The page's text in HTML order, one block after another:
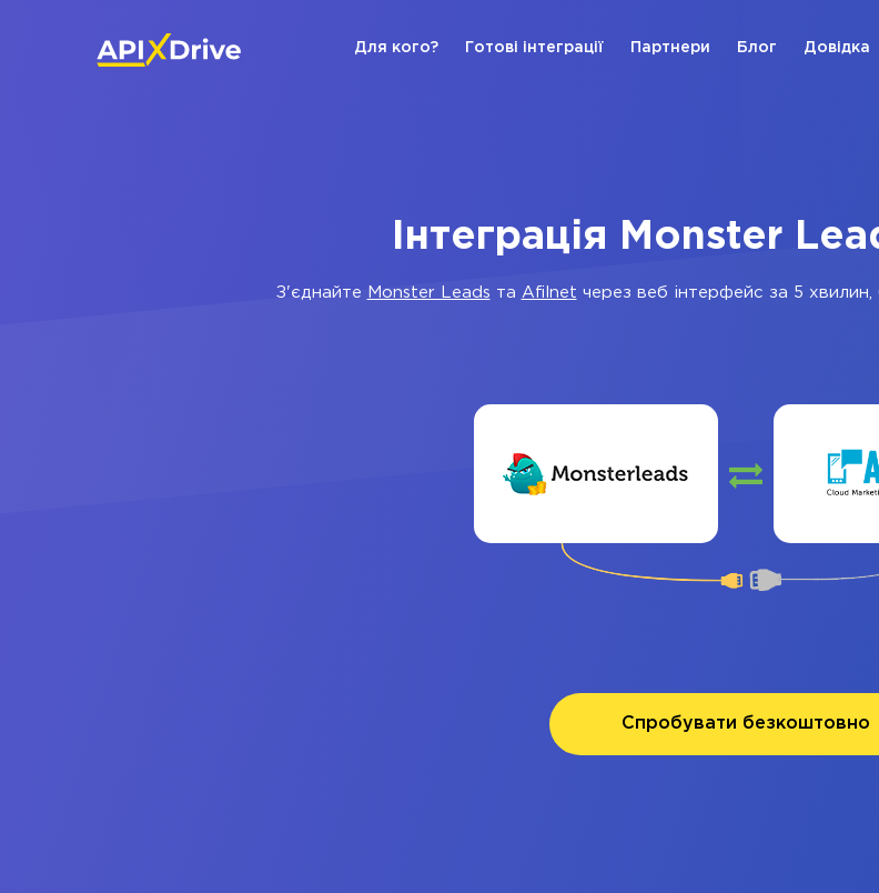
Для кого? Готові інтеграції Партнери Блог Довідка
Інтеграція Monster
З'єднайте Monster Leads та Afilnet через веб інтерфейс за 5 хвилин,
Спробувати безкоштовно